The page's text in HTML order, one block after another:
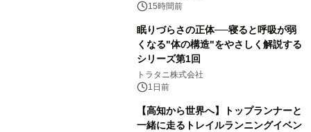
ぐっと豊かに
15時間前
眠りづらさの正体──寝ると呼吸が弱
くなる"体の構造"をやさしく解説する
シリーズ第1回
トラタニ株式会社
1日前
【高知から世界へ】トップランナーと
一緒に走るトレイルランニングイベン